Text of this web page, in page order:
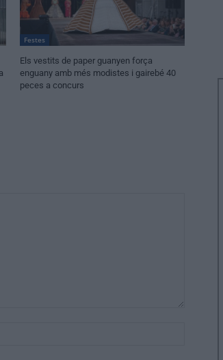
Festes
Els vestits de paper guanyen força
enguany amb més modistes i gairebé 40
peces a concurs